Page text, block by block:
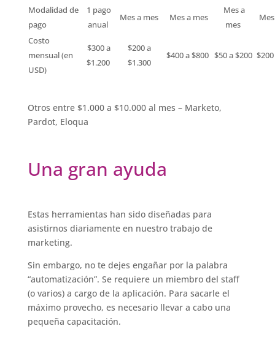
Modalidad de
pago
1 pago
anual
Mes a mes Mes a mes
Mes a
mes
Costo
mensual (en
USD)
$300 a
$1.200
$200 a
$1.300
$400 a $800 $50 a $200
Otros entre $1.000 a $10.000 al mes – Marketo,
Pardot, Eloqua
Una gran ayuda
Estas herramientas han sido diseñadas para
asistirnos diariamente en nuestro trabajo de
marketing.
Sin embargo, no te dejes engañar por la palabra
“automatización”. Se requiere un miembro del staff
(o varios) a cargo de la aplicación. Para sacarle el
máximo provecho, es necesario llevar a cabo una
pequeña capacitación.